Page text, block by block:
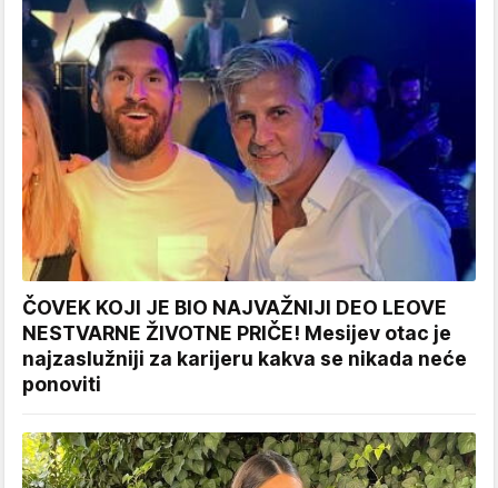
ČOVEK KOJI JE BIO NAJVAŽNIJI DEO LEOVE
NESTVARNE ŽIVOTNE PRIČE! Mesijev otac je
najzaslužniji za karijeru kakva se nikada neće
ponoviti